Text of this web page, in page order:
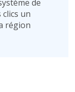
de
un
région